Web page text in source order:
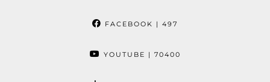
FACEBOOK | 497
YOUTUBE | 70400